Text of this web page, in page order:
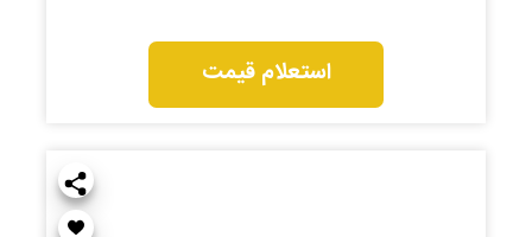
استعلام قیمت